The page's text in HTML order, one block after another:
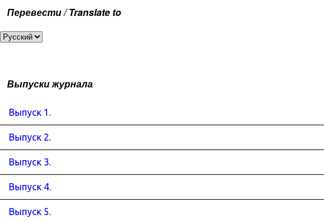
Перевести / Translate to
Выпуски журнала
Выпуск 1.
Выпуск 2.
Выпуск 3.
Выпуск 4.
Выпуск 5.